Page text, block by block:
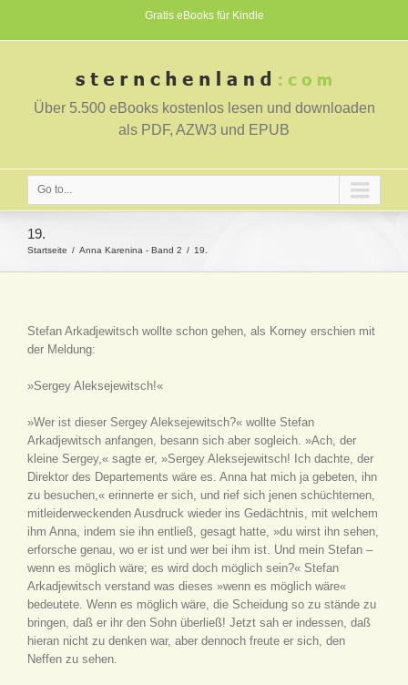
Gratis eBooks für Kindle
Über 5.500 eBooks kostenlos lesen und downloaden
als PDF, AZW3 und EPUB
Go to...
19.
Startseite Anna Karenina - Band 2 19.
Stefan Arkadjewitsch wollte schon gehen, als Korney erschien mit
der Meldung:
»Sergey Aleksejewitsch!«
»Wer ist dieser Sergey Aleksejewitsch?« wollte Stefan
Arkadjewitsch anfangen, besann sich aber sogleich. »Ach, der
kleine Sergey,« sagte er, »Sergey Aleksejewitsch! Ich dachte, der
Direktor des Departements wäre es. Anna hat mich ja gebeten, ihn
zu besuchen,« erinnerte er sich, und rief sich jenen schüchternen,
mitleiderweckenden Ausdruck wieder ins Gedächtnis, mit welchem
ihm Anna, indem sie ihn entließ, gesagt hatte, »du wirst ihn sehen,
erforsche genau, wo er ist und wer bei ihm ist. Und mein Stefan –
wenn es möglich wäre; es wird doch möglich sein?« Stefan
Arkadjewitsch verstand was dieses »wenn es möglich wäre«
bedeutete. Wenn es möglich wäre, die Scheidung so zu stände zu
bringen, daß er ihr den Sohn überließ! Jetzt sah er indessen, daß
hieran nicht zu denken war, aber dennoch freute er sich, den
Neffen zu sehen.